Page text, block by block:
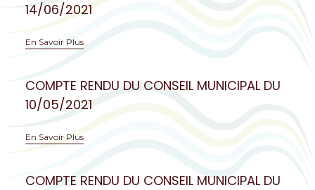
14/06/2021
En Savoir Plus
COMPTE RENDU DU CONSEIL MUNICIPAL DU
10/05/2021
En Savoir Plus
COMPTE RENDU DU CONSEIL MUNICIPAL DU